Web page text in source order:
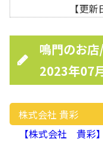
【更
鳴門のお
2023年07
株式会社 貴彩
【株式会社 貴彩】